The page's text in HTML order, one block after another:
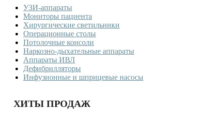
УЗИ-аппараты
Мониторы пациента
Хирургические светильники
Операционные столы
Потолочные консоли
Наркозно-дыхательные аппараты
Аппараты ИВЛ
Дефибрилляторы
Инфузионные и шприцевые насосы
ХИТЫ ПРОДАЖ